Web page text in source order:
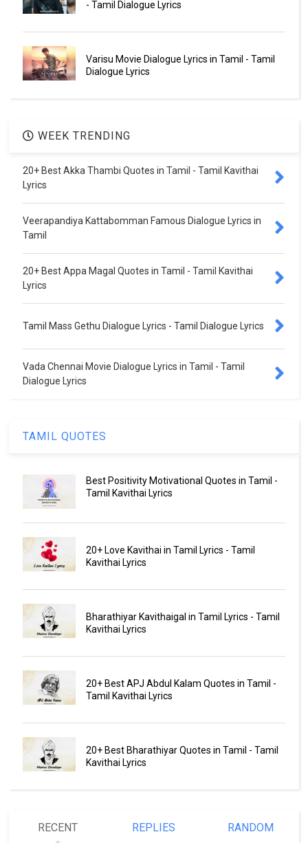
- Tamil Dialogue Lyrics
Varisu Movie Dialogue Lyrics in Tamil - Tamil
Dialogue Lyrics
WEEK TRENDING
20+ Best Akka Thambi Quotes in Tamil - Tamil Kavithai
Lyrics
Veerapandiya Kattabomman Famous Dialogue Lyrics in
Tamil
20+ Best Appa Magal Quotes in Tamil - Tamil Kavithai
Lyrics
Tamil Mass Gethu Dialogue Lyrics - Tamil Dialogue Lyrics
Vada Chennai Movie Dialogue Lyrics in Tamil - Tamil
Dialogue Lyrics
TAMIL QUOTES
Best Positivity Motivational Quotes in Tamil -
Tamil Kavithai Lyrics
20+ Love Kavithai in Tamil Lyrics - Tamil
Kavithai Lyrics
Bharathiyar Kavithaigal in Tamil Lyrics - Tamil
Kavithai Lyrics
20+ Best APJ Abdul Kalam Quotes in Tamil -
Tamil Kavithai Lyrics
20+ Best Bharathiyar Quotes in Tamil - Tamil
Kavithai Lyrics
RECENT REPLIES RANDOM